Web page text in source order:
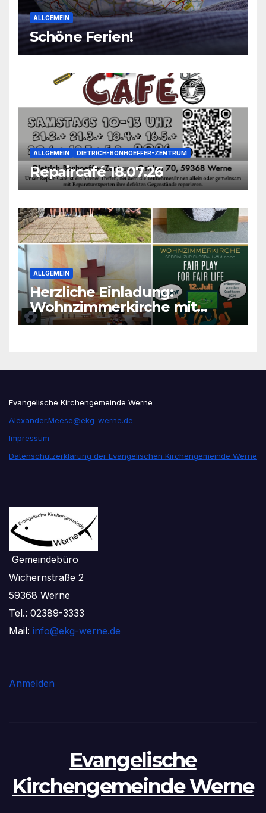
ALLGEMEIN
Schöne Ferien!
ALLGEMEIN DIETRICH-BONHOEFFER-ZENTRUM
Repaircafé 18.07.26
ALLGEMEIN
Herzliche Einladung:
Wohnzimmerkirche mit
unseren Konfis
Evangelische Kirchengemeinde Werne
Alexander.Meese@ekg-werne.de
Impressum
Datenschutzerklärung der Evangelischen Kirchengemeinde Werne
Gemeindebüro
Wichernstraße 2
59368 Werne
Tel.: 02389-3333
Mail: info@ekg-werne.de
Anmelden
Evangelische
Kirchengemeinde Werne